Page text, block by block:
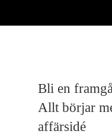
Bli en
Allt börjar
affärsidé